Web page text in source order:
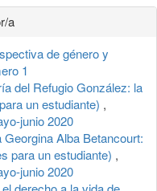
a
de género y
1
del Refugio González: la
un estudiante) ,
junio 2020
Georgina Alba Betancourt:
para un estudiante) ,
junio 2020